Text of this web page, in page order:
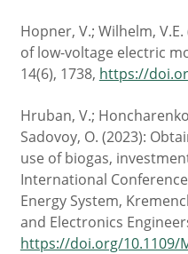
Hopner, V.; Wilhelm,
of low-voltage electric
14(6), 1738, https://
Hruban, V.;
Sadovoy, O. (2023):
use of biogas,
International
Energy System,
and Electronics
https://doi.org/10.1109/